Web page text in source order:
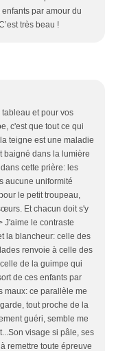
par amour du
très beau !
et pour vos
c'est que tout ce qui
teigne est une maladie
baigné dans la lumière
cette prière: les
aucune uniformité
le petit troupeau,
Et chacun doit s'y
J'aime le contraste
la blancheur: celle des
renvoie à celle des
de la guimpe qui
de ces enfants par
maux: ce parallèle me
tout proche de la
guéri, semble me
visage si pâle, ses
remettre toute épreuve